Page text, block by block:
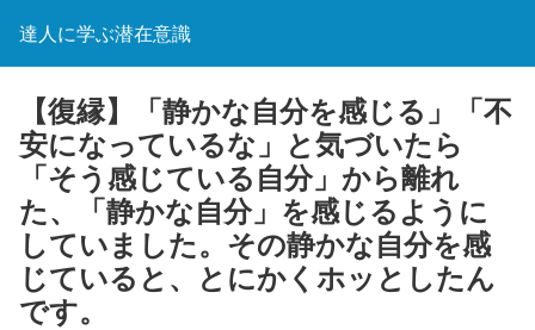
達人に学ぶ潜在意識
【復縁】「静かな自分を感じる」「不
安になっているな」と気づいたら
「そう感じている自分」から離れ
た、「静かな自分」を感じるように
していました。その静かな自分を感
じていると、とにかくホッとしたん
です。